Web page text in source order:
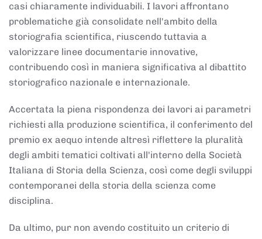
casi chiaramente individuabili. I lavori affrontano
problematiche già consolidate nell'ambito della
storiografia scientifica, riuscendo tuttavia a
valorizzare linee documentarie innovative,
contribuendo così in maniera significativa al dibattito
storiografico nazionale e internazionale.
Accertata la piena rispondenza dei lavori ai parametri
richiesti alla produzione scientifica, il conferimento del
premio ex aequo intende altresì riflettere la pluralità
degli ambiti tematici coltivati all'interno della Società
Italiana di Storia della Scienza, così come degli sviluppi
contemporanei della storia della scienza come
disciplina.
Da ultimo, pur non avendo costituito un criterio di